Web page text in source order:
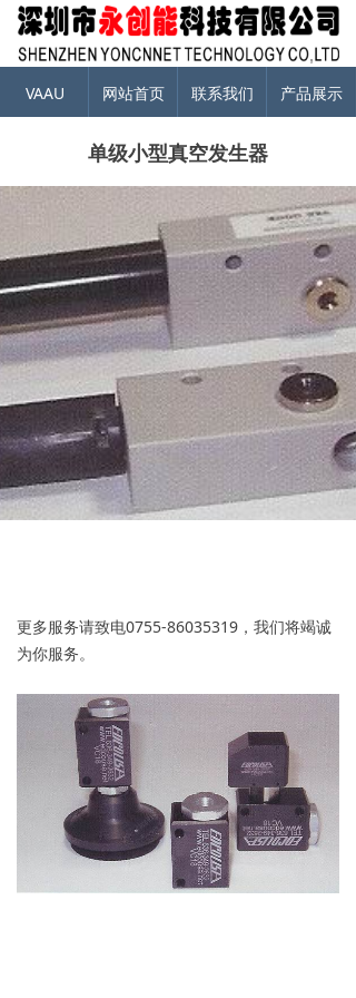
VAAU 网站首页 联系我们 产品展示
单级小型真空发生器
更多服务请致电0755-86035319，我们将竭诚
为你服务。